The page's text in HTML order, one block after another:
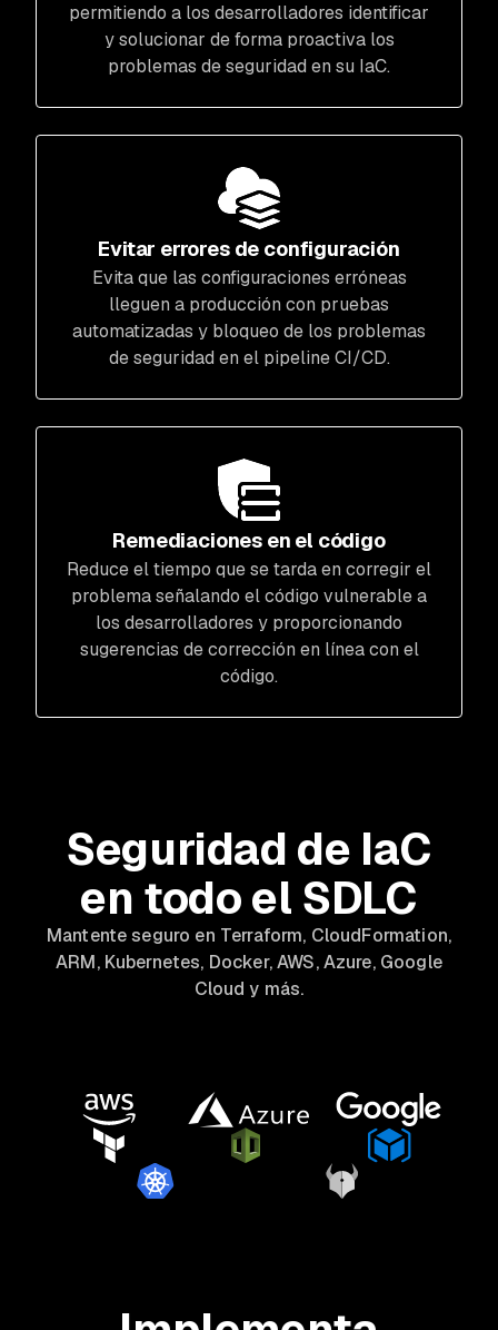
permitiendo a los desarrolladores identificar
y solucionar de forma proactiva los
problemas de seguridad en su IaC.
Evitar errores de configuración
Evita que las configuraciones erróneas
lleguen a producción con pruebas
automatizadas y bloqueo de los problemas
de seguridad en el pipeline CI/CD.
Remediaciones en el código
Reduce el tiempo que se tarda en corregir el
problema señalando el código vulnerable a
los desarrolladores y proporcionando
sugerencias de corrección en línea con el
código.
Seguridad de IaC
en todo el SDLC
Mantente seguro en Terraform, CloudFormation,
ARM, Kubernetes, Docker, AWS, Azure, Google
Cloud y más.